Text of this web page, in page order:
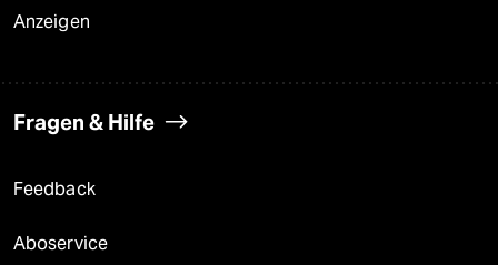
Anzeigen
Fragen & Hilfe
Feedback
Aboservice